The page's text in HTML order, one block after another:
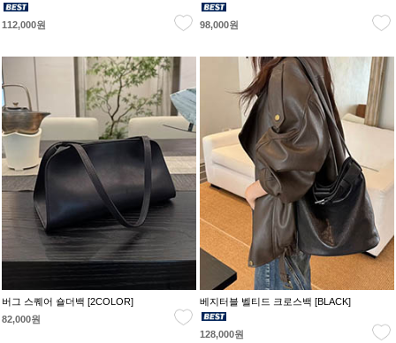
112,000원 98,000원
버그 스퀘어 숄더백 [2COLOR]
82,000원
베지터블 벨티드 크로스백 [BLACK]
128,000원